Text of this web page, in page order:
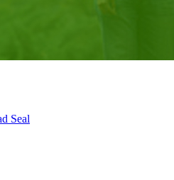
Seal